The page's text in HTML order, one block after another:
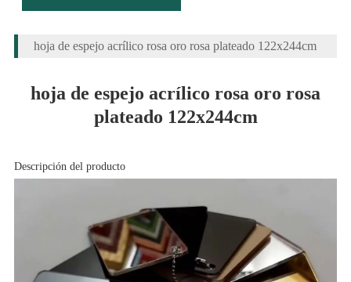
hoja de espejo acrílico rosa oro rosa plateado 122x244cm
hoja de espejo acrílico rosa oro rosa
plateado 122x244cm
Descripción del producto